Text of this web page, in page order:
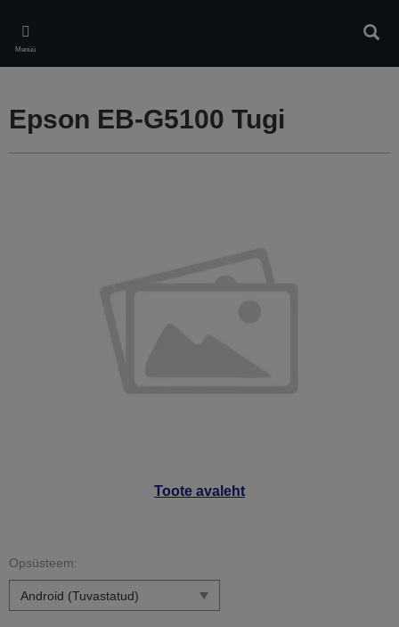
main
content
Menüü
Toote avaleht
Epson EB-G5100 Tugi
Opsüsteem: